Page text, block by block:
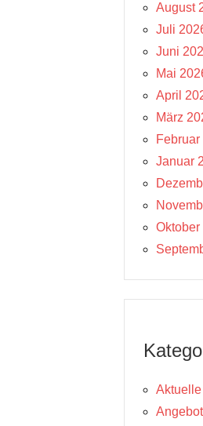
August
Juli
Juni
Mai
April
März
Januar
Oktober